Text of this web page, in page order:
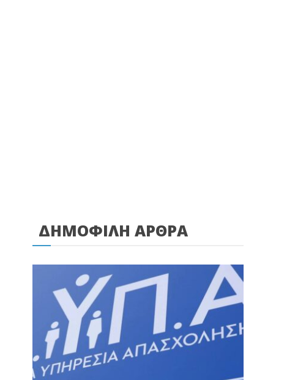
ΔΗΜΟΦΙΛΗ ΑΡΘΡΑ